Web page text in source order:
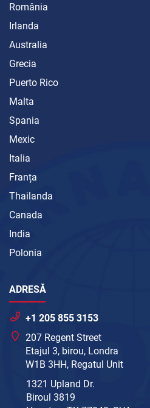
România
Irlanda
Australia
Grecia
Puerto Rico
Malta
Spania
Mexic
Italia
Franța
Thailanda
Canada
India
Polonia
ADRESĂ
+1 205 855 3153
207 Regent Street
Etajul 3, birou, Londra
W1B 3HH, Regatul Unit
1321 Upland Dr.
Biroul 3819